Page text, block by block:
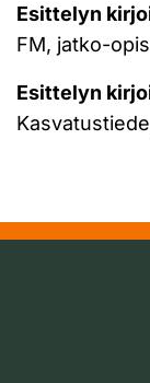
Esittelyn
FM, jatko-
Esittelyn